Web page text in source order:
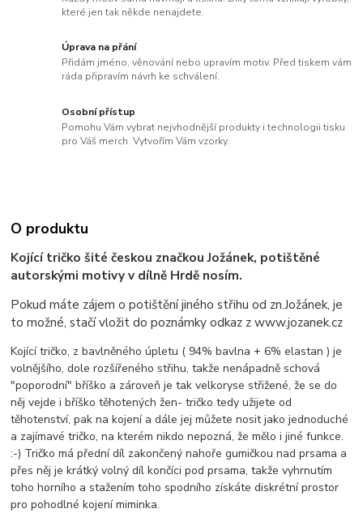
které jen tak někde nenajdete.
Úprava na přání
Přidám jméno, věnování nebo upravím motiv. Před tiskem vám
ráda připravím návrh ke schválení.
Osobní přístup
Pomohu Vám vybrat nejvhodnější produkty i technologii tisku
pro Váš merch. Vytvořím Vám vzorky.
O produktu
Kojící tričko šité českou značkou Jožánek, potištěné
autorskými motivy v dílně Hrdě nosím.
Pokud máte zájem o potištění jiného střihu od zn.Jožánek, je
to možné, stačí vložit do poznámky odkaz z www.jozanek.cz
Kojící tričko, z bavlněného úpletu ( 94% bavlna + 6% elastan ) je
volnějšího, dole rozšířeného střihu, takže nenápadně schová
"poporodní" bříško a zároveň je tak velkoryse střižené, že se do
něj vejde i bříško těhotených žen- tričko tedy užijete od
těhotenství, pak na kojení a dále jej můžete nosit jako jednoduché
a zajímavé tričko, na kterém nikdo nepozná, že mělo i jiné funkce.
:-) Tričko má přední díl zakončený nahoře gumičkou nad prsama a
přes něj je krátký volný díl končíci pod prsama, takže vyhrnutím
toho horního a stažením toho spodního získáte diskrétní prostor
pro pohodlné kojení miminka.